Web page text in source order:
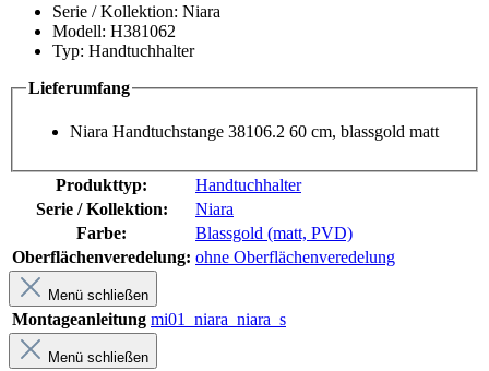
Serie / Kollektion: Niara
Modell: H381062
Typ: Handtuchhalter
Lieferumfang
Niara Handtuchstange 38106.2 60 cm, blassgold matt
Produkttyp:
Handtuchhalter
Serie / Kollektion:
Niara
Farbe:
Blassgold (matt, PVD)
Oberflächenveredelung: ohne Oberflächenveredelung
Menü schließen
Montageanleitung mi01_niara_niara_s
Menü schließen